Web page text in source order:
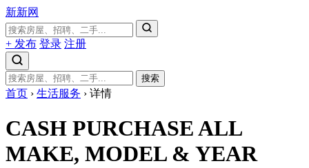
新新网
+ 发布 登录 注册
搜索
首页 › 生活服务 › 详情
CASH PURCHASE ALL
MAKE, MODEL & YEAR